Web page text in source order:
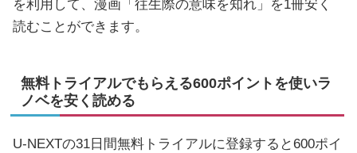
を利用して、漫画「往生際の意味を知れ」を1冊安く
読むことができます。
無料トライアルでもらえる600ポイントを使いラ
ノベを安く読める
U-NEXTの31日間無料トライアルに登録すると600ポイ